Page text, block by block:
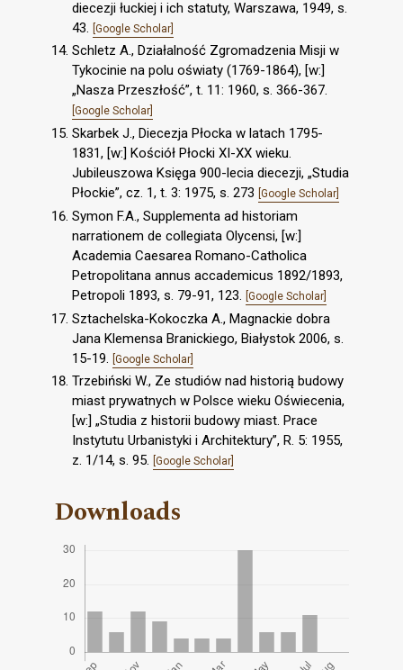
diecezji łuckiej i ich statuty, Warszawa, 1949, s.
43.
[Google Scholar]
Schletz A., Działalność Zgromadzenia Misji w
Tykocinie na polu oświaty (1769-1864), [w:]
„Nasza Przeszłość”, t. 11: 1960, s. 366-367.
[Google Scholar]
Skarbek J., Diecezja Płocka w latach 1795-
1831, [w:] Kościół Płocki XI-XX wieku.
Jubileuszowa Księga 900-lecia diecezji, „Studia
Płockie”, cz. 1, t. 3: 1975, s. 273 [Google Scholar]
Symon F.A., Supplementa ad historiam
narrationem de collegiata Olycensi, [w:]
Academia Caesarea Romano-Catholica
Petropolitana annus accademicus 1892/1893,
Petropoli 1893, s. 79-91, 123. [Google Scholar]
Sztachelska-Kokoczka A., Magnackie dobra
Jana Klemensa Branickiego, Białystok 2006, s.
15-19.
[Google Scholar]
Trzebiński W., Ze studiów nad historią budowy
miast prywatnych w Polsce wieku Oświecenia,
[w:] „Studia z historii budowy miast. Prace
Instytutu Urbanistyki i Architektury”, R. 5: 1955,
z. 1/14, s. 95. [Google Scholar]
Downloads